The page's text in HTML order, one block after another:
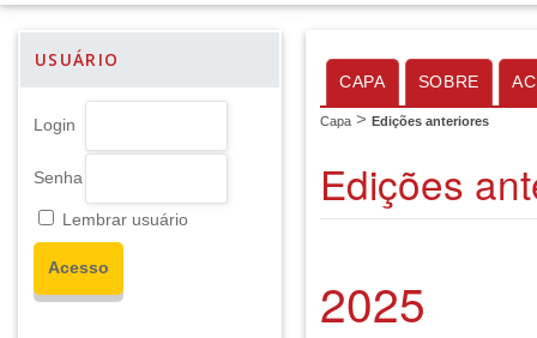
USUÁRIO
Login
Senha
Lembrar usuário
CAPA SOBRE
Capa > Edições anteriores
Edições
2025